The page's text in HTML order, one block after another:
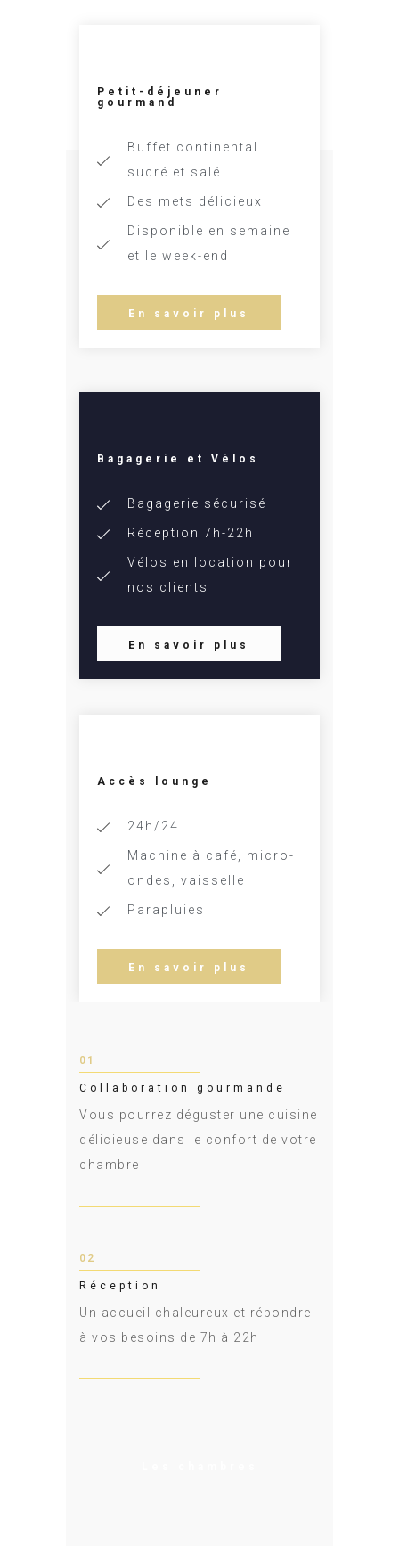
Petit-déjeuner
gourmand
Buffet continental
sucré et salé
Des mets délicieux
Disponible en semaine
et le week-end
En savoir plus
Bagagerie et Vélos
Bagagerie sécurisé
Réception 7h-22h
Vélos en location pour
nos clients
En savoir plus
Accès lounge
24h/24
Machine à café, micro-
ondes, vaisselle
Parapluies
En savoir plus
01
Collaboration gourmande
Vous pourrez déguster une cuisine
délicieuse dans le confort de votre
chambre
02
Réception
Un accueil chaleureux et répondre
à vos besoins de 7h à 22h